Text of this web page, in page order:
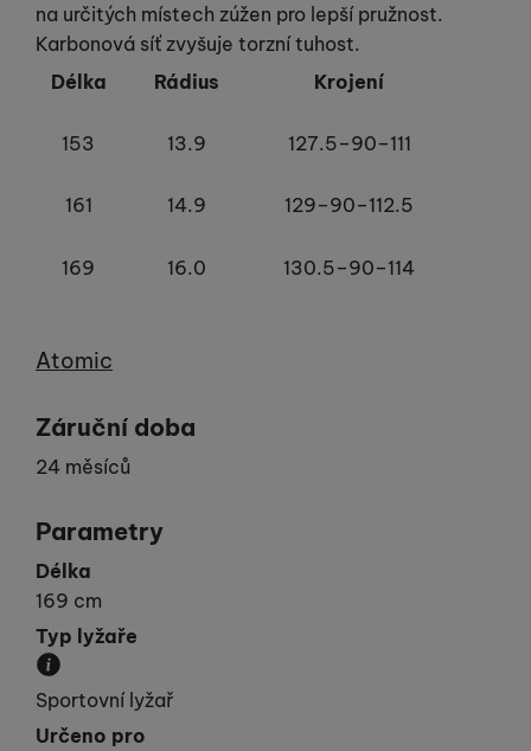
na určitých místech zúžen pro lepší pružnost.
Karbonová síť zvyšuje torzní tuhost.
Délka
Rádius Krojení
153 13.9 127.5–90–111
161 14.9 129–90–112.5
169 16.0 130.5–90–114
Výrobce
Atomic
Záruční doba
24 měsíců
Parametry
Délka
169 cm
Typ lyžaře
Udává vaší „výkonnost“.
Sportovní lyžař
Určeno pro